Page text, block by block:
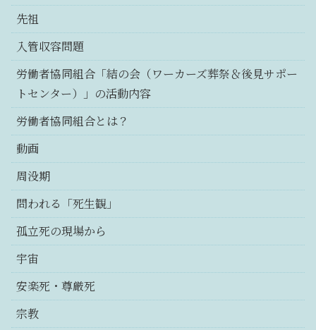
先祖
入管収容問題
労働者協同組合「結の会（ワーカーズ葬祭＆後見サポー
トセンター）」の活動内容
労働者協同組合とは？
動画
周没期
問われる「死生観」
孤立死の現場から
宇宙
安楽死・尊厳死
宗教